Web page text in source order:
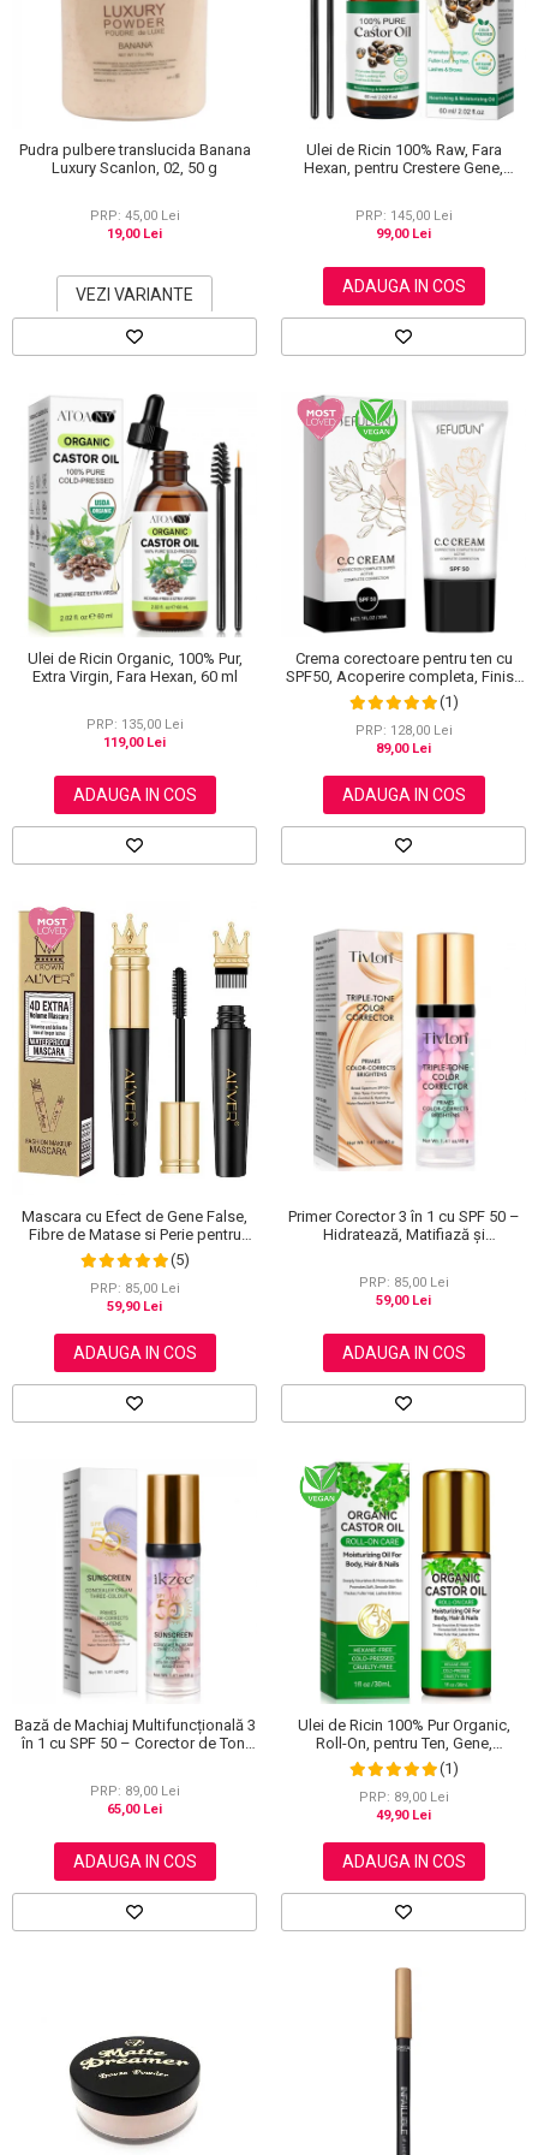
Scrub / Balsam de buze
Netestate pe Animale
Pudra pulbere translucida Banana
Luxury Scanlon, 02, 50 g
PRP: 45,00 Lei
19,00 Lei
VEZI VARIANTE
Ulei de Ricin 100% Raw, Fara
Hexan, pentru Crestere Gene,
PRP: 145,00 Lei
99,00 Lei
ADAUGA IN COS
Ulei de Ricin Organic, 100% Pur,
Extra Virgin, Fara Hexan, 60 ml
PRP: 135,00 Lei
119,00 Lei
ADAUGA IN COS
Crema corectoare pentru ten cu
SPF50, Acoperire completa, Finish
mat, Rezistenta, Anti Roseata, CC
Cream Sefudun, 30 ml
(1)
PRP: 128,00 Lei
89,00 Lei
ADAUGA IN COS
Mascara cu Efect de Gene False,
Fibre de Matase si Perie pentru
Curbare, Aliver 4D Extra Volume,
Waterproof, Negru,10 g
(5)
PRP: 85,00 Lei
59,90 Lei
ADAUGA IN COS
Primer Corector 3 în 1 cu SPF 50 –
Hidratează, Matifiază și
PRP: 85,00 Lei
59,00 Lei
ADAUGA IN COS
Bază de Machiaj Multifuncțională 3
în 1 cu SPF 50 – Corector de Ton,
PRP: 89,00 Lei
65,00 Lei
ADAUGA IN COS
Ulei de Ricin 100% Pur Organic,
Roll-On, pentru Ten, Gene,
Sprancene, Unghii, 30 ml
(1)
PRP: 89,00 Lei
49,90 Lei
ADAUGA IN COS